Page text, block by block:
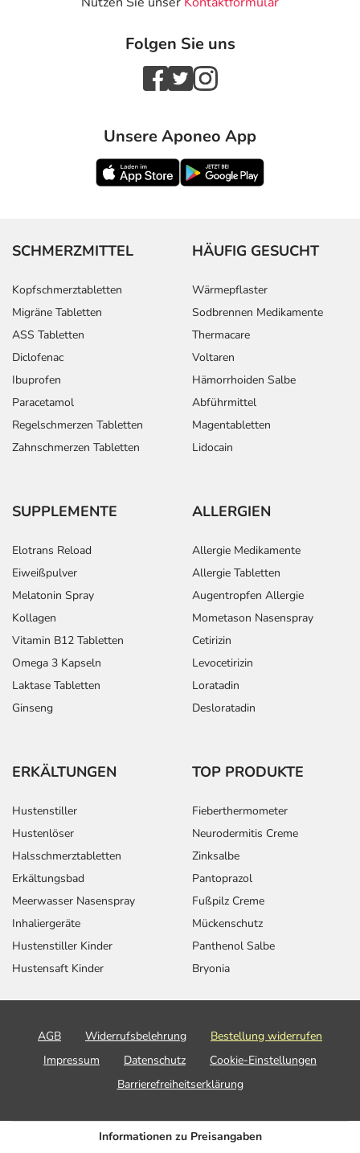
Folgen Sie uns
Unsere Aponeo App
SCHMERZMITTEL
Kopfschmerztabletten
Migräne Tabletten
ASS Tabletten
Diclofenac
Ibuprofen
Paracetamol
Regelschmerzen Tabletten
Zahnschmerzen Tabletten
HÄUFIG GESUCHT
Wärmepflaster
Sodbrennen Medikamente
Thermacare
Voltaren
Hämorrhoiden Salbe
Abführmittel
Magentabletten
Lidocain
SUPPLEMENTE
Elotrans Reload
Eiweißpulver
Melatonin Spray
Kollagen
Vitamin B12 Tabletten
Omega 3 Kapseln
Laktase Tabletten
Ginseng
ALLERGIEN
Allergie Medikamente
Allergie Tabletten
Augentropfen Allergie
Mometason Nasenspray
Cetirizin
Levocetirizin
Loratadin
Desloratadin
ERKÄLTUNGEN
Hustenstiller
Hustenlöser
Halsschmerztabletten
Erkältungsbad
Meerwasser Nasenspray
Inhaliergeräte
Hustenstiller Kinder
Hustensaft Kinder
TOP PRODUKTE
Fieberthermometer
Neurodermitis Creme
Zinksalbe
Pantoprazol
Fußpilz Creme
Mückenschutz
Panthenol Salbe
Bryonia
AGB Widerrufsbelehrung
Bestellung widerrufen
Impressum
Datenschutz
Cookie-Einstellungen
Barrierefreiheitserklärung
Informationen zu Preisangaben